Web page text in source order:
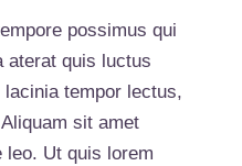
possimus qui
aterat quis luctus
tempor lectus,
sit amet
leo. Ut quis lorem